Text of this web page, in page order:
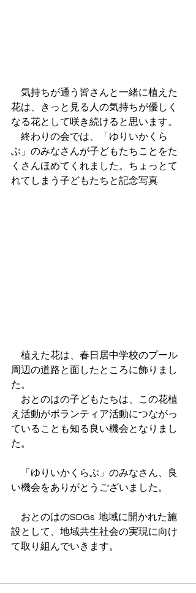
気持ちが通う皆さんと一緒に植えた
花は、きっと見る人の気持ちが優しく
なる花として咲き続けると思います。
終わりの会では、「ゆりいかくら
ぶ」のみなさんが子どもたちことをた
くさんほめてくれました。ちょっとて
れてしまう子どもたちと記念写真
植えた花は、春日居中学校のプール
周辺の道路と面したところに飾りまし
た。
おとのはの子どもたちは、この花植
え活動がボランティア活動につながっ
ていることも知る良い機会となりまし
た。
「ゆりいかくらぶ」のみなさん、良
い機会をありがとうございました。
おとのはのSDGs  地域に開かれた施
設として、地域共生社会の実現に向け
て取り組んでいきます。